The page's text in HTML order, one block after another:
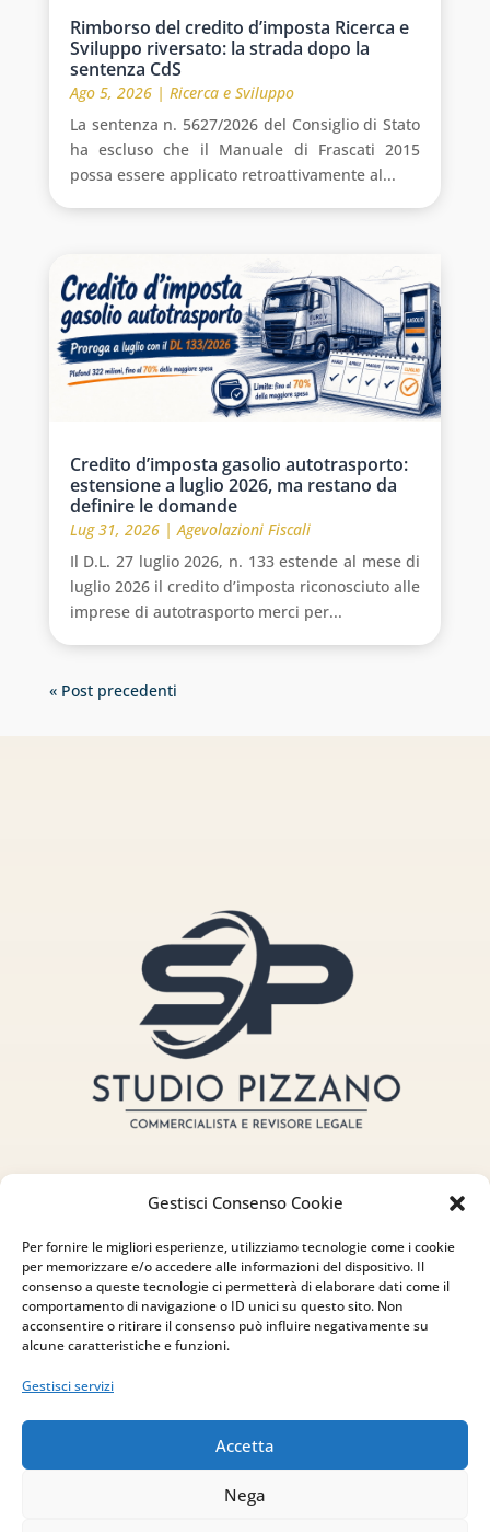
Gestisci Consenso Cookie
Per fornire le migliori esperienze, utilizziamo tecnologie come i cookie
per memorizzare e/o accedere alle informazioni del dispositivo. Il
consenso a queste tecnologie ci permetterà di elaborare dati come il
comportamento di navigazione o ID unici su questo sito. Non
acconsentire o ritirare il consenso può influire negativamente su
alcune caratteristiche e funzioni.
Gestisci servizi
Accetta
Nega
Rimborso del credito d’imposta Ricerca e
Sviluppo riversato: la strada dopo la
sentenza CdS
Ago 5, 2026| Ricerca e Sviluppo
La sentenza n. 5627/2026 del Consiglio di Stato
ha escluso che il Manuale di Frascati 2015
possa essere applicato retroattivamente al...
Credito d’imposta gasolio autotrasporto:
estensione a luglio 2026, ma restano da
definire le domande
Lug 31, 2026|Agevolazioni Fiscali
Il D.L. 27 luglio 2026, n. 133 estende al mese di
luglio 2026 il credito d’imposta riconosciuto alle
imprese di autotrasporto merci per...
« Post precedenti
Indirizzo
via Sant’Alessio, 5
83030 Venticano (AV)
Email
info@studiopizzano.it